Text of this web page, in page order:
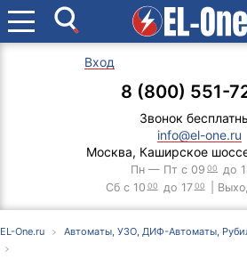
Вход
8 (800) 551-
Звонок
info@el-one.ru
Москва, Каширское
Пн — Пт с 09 00 до
Сб с 10 00 до 17 00 |
EL-One.ru Автоматы, УЗО, ДИФ-Автоматы,